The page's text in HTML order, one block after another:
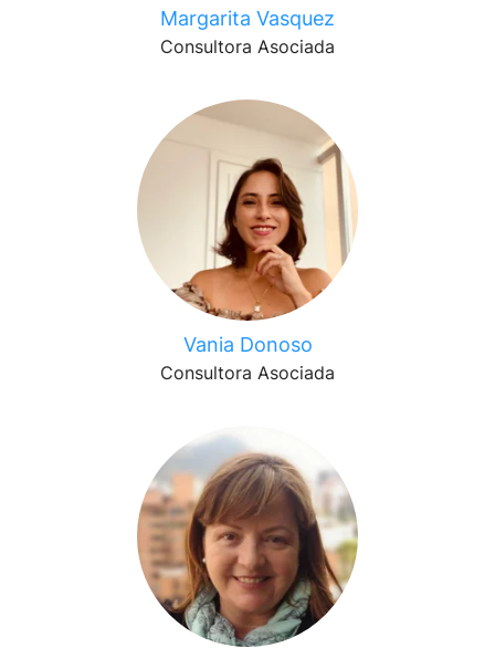
Margarita Vasquez
Consultora Asociada
Vania Donoso
Consultora Asociada